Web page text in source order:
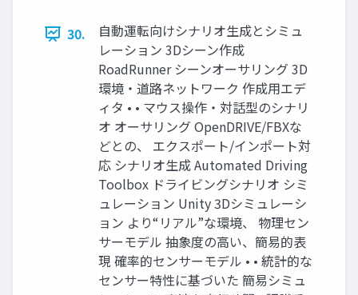
30.
自動運転向けシナリオ生成とシミュ
レーション 3Dシーン作成
RoadRunner シーンオーサリング 3D
環境・道路ネットワーク 作成用エデ
ィタ • • マウス操作・対話型のシナリ
オ オーサリング OpenDRIVE/FBXな
どとの、 エクスポート/インポート対
応 シナリオ生成 Automated Driving
Toolbox ドライビングシナリオ シミ
ュレーション Unity 3Dシミュレーシ
ョン より“リアル”な環境、 物理セン
サーモデル 抽象度の高い、簡易的表
現 確率的センサーモデル • • 統計的な
センサー特性に基づいた 簡易シミュ